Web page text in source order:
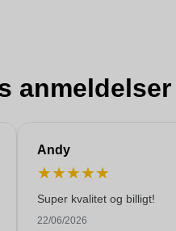
anmeldelser
Andy
★★★★★
Super kvalitet og billigt!
22/06/2026